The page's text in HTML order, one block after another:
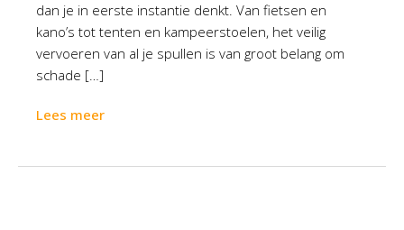
dan je in eerste instantie denkt. Van fietsen en
kano’s tot tenten en kampeerstoelen, het veilig
vervoeren van al je spullen is van groot belang om
schade […]
Lees meer